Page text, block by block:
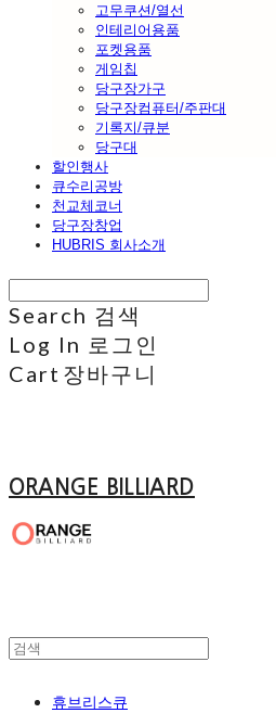
고무쿠션/열선
인테리어용품
포켓용품
게임칩
당구장가구
당구장컴퓨터/주판대
기록지/큐분
당구대
할인행사
큐수리공방
천교체코너
당구장창업
HUBRIS 회사소개
Search 검색
Log In 로그인
Cart 장바구니
ORANGE BILLIARD
휴브리스큐